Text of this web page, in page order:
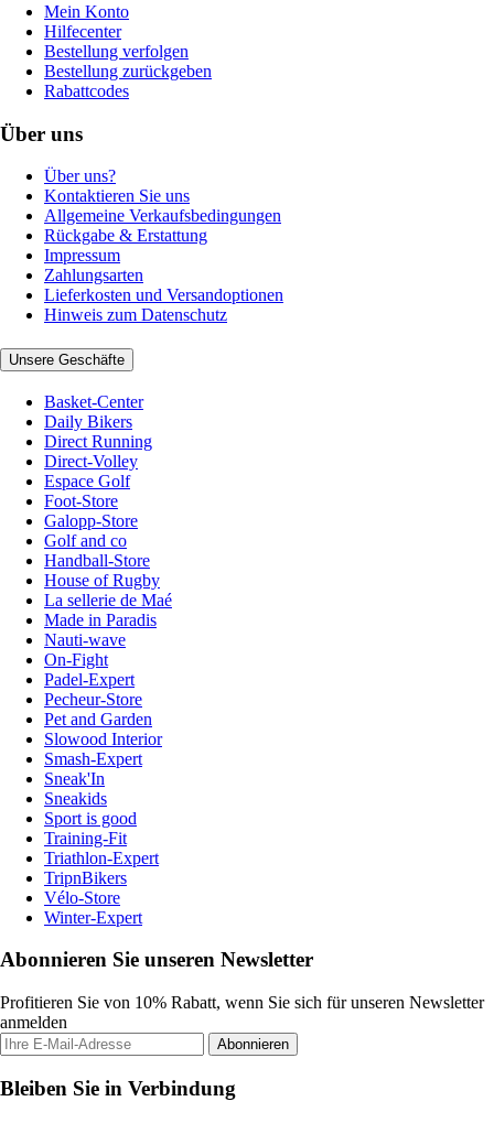
Mein Konto
Hilfecenter
Bestellung verfolgen
Bestellung zurückgeben
Rabattcodes
Über uns
Über uns?
Kontaktieren Sie uns
Allgemeine Verkaufsbedingungen
Rückgabe & Erstattung
Impressum
Zahlungsarten
Lieferkosten und Versandoptionen
Hinweis zum Datenschutz
Unsere Geschäfte
Basket-Center
Daily Bikers
Direct Running
Direct-Volley
Espace Golf
Foot-Store
Galopp-Store
Golf and co
Handball-Store
House of Rugby
La sellerie de Maé
Made in Paradis
Nauti-wave
On-Fight
Padel-Expert
Pecheur-Store
Pet and Garden
Slowood Interior
Smash-Expert
Sneak'In
Sneakids
Sport is good
Training-Fit
Triathlon-Expert
TripnBikers
Vélo-Store
Winter-Expert
Abonnieren Sie unseren Newsletter
Profitieren Sie von 10% Rabatt, wenn Sie sich für unseren Newsletter
anmelden
Abonnieren
Bleiben Sie in Verbindung